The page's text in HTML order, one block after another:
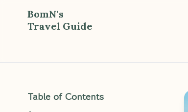
BomN's
Travel Guide
Table of Contents